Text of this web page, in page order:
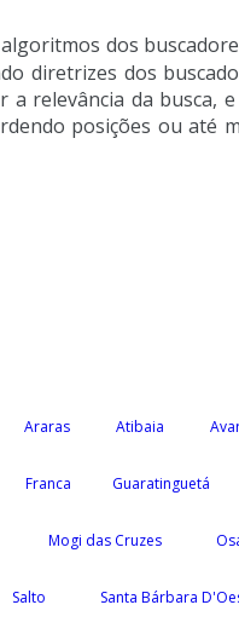
dos
diretrizes dos
relevância da busca,
posições ou até
Araras Atibaia
Franca Guaratinguetá
Mogi das Cruzes
Salto Santa Bárbara